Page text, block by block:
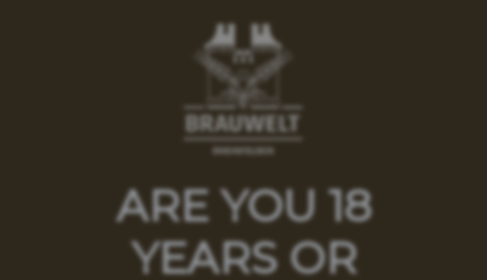
Party im Juni
ARE YOU 18
YEARS OR